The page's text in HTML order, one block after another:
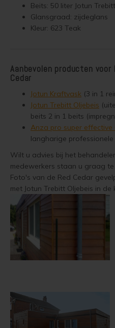
Houten vloer lakken
Trap lakken
Houten vloer schuren
Tegels coaten en/of schilderen
Jotun Oxan Olie als basis voor de
Vloerverf voor binnen
Muurverf en Kleuren
Muur verven zonder strepen
Beits: 50 liter Jotun
Glansgraad: zijdeglans
Kleur: 623 Teak
Aanbevolen producten voor
Cedar
Jotun Kraftvask (3 in 1
Jotun Trebitt Oljebeis
beits 2 in 1 beits
Anza pro super
langharige
Wilt u advies bij het
medewerkers staan u graag
Foto's van de Red Cedar
met Jotun Trebitt Oljebeis in de